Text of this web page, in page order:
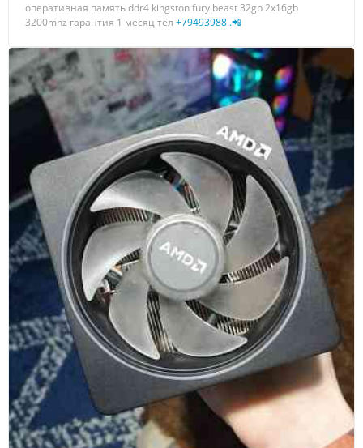
оперативная память ddr4 kingston fury beast 32gb 2x16gb
3200mhz гарантия 1 месяц тел +79493988..📲